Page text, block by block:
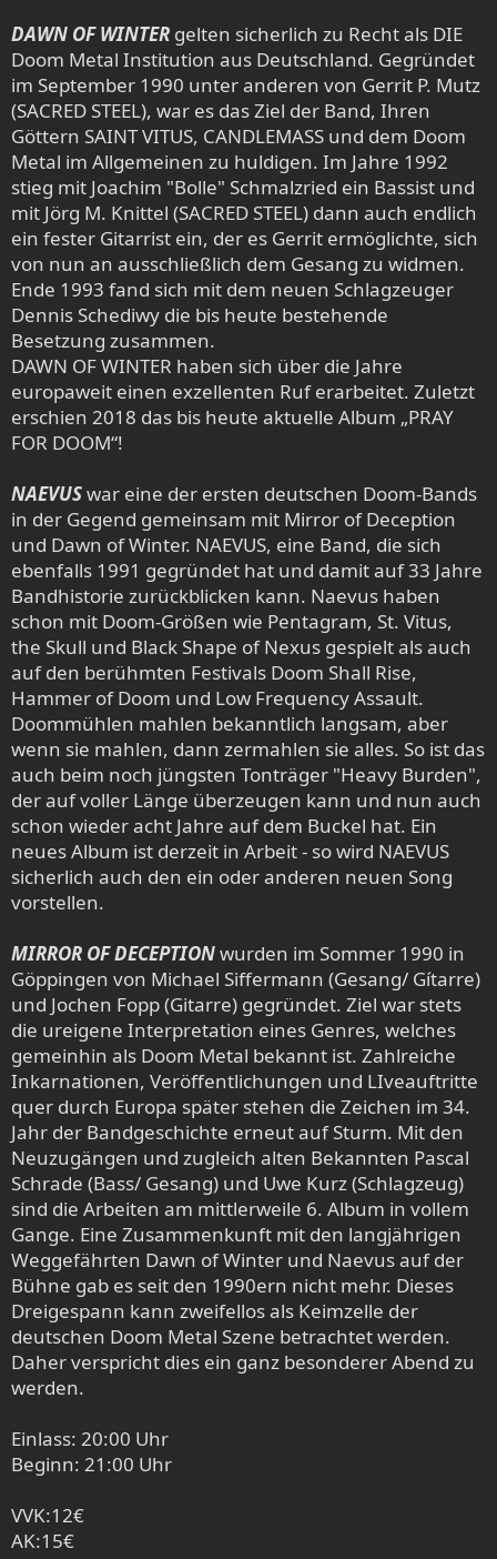
DAWN OF WINTER gelten sicherlich zu Recht als DIE
Doom Metal Institution aus Deutschland. Gegründet
im September 1990 unter anderen von Gerrit P. Mutz
(SACRED STEEL), war es das Ziel der Band, Ihren
Göttern SAINT VITUS, CANDLEMASS und dem Doom
Metal im Allgemeinen zu huldigen. Im Jahre 1992
stieg mit Joachim "Bolle" Schmalzried ein Bassist und
mit Jörg M. Knittel (SACRED STEEL) dann auch endlich
ein fester Gitarrist ein, der es Gerrit ermöglichte, sich
von nun an ausschließlich dem Gesang zu widmen.
Ende 1993 fand sich mit dem neuen Schlagzeuger
Dennis Schediwy die bis heute bestehende
Besetzung zusammen.
DAWN OF WINTER haben sich über die Jahre
europaweit einen exzellenten Ruf erarbeitet. Zuletzt
erschien 2018 das bis heute aktuelle Album „PRAY
FOR DOOM“!
NAEVUSwar eine der ersten deutschen Doom-Bands
in der Gegend gemeinsam mit Mirror of Deception
und Dawn of Winter. NAEVUS, eine Band, die sich
ebenfalls 1991 gegründet hat und damit auf 33 Jahre
Bandhistorie zurückblicken kann. Naevus haben
schon mit Doom-Größen wie Pentagram, St. Vitus,
the Skull und Black Shape of Nexus gespielt als auch
auf den berühmten Festivals Doom Shall Rise,
Hammer of Doom und Low Frequency Assault.
Doommühlen mahlen bekanntlich langsam, aber
wenn sie mahlen, dann zermahlen sie alles. So ist das
auch beim noch jüngsten Tonträger "Heavy Burden",
der auf voller Länge überzeugen kann und nun auch
schon wieder acht Jahre auf dem Buckel hat. Ein
neues Album ist derzeit in Arbeit - so wird NAEVUS
sicherlich auch den ein oder anderen neuen Song
vorstellen.
MIRROR OF DECEPTIONwurden im Sommer 1990 in
Göppingen von Michael Siffermann (Gesang/ Gítarre)
und Jochen Fopp (Gitarre) gegründet. Ziel war stets
die ureigene Interpretation eines Genres, welches
gemeinhin als Doom Metal bekannt ist. Zahlreiche
Inkarnationen, Veröffentlichungen und LIveauftritte
quer durch Europa später stehen die Zeichen im 34.
Jahr der Bandgeschichte erneut auf Sturm. Mit den
Neuzugängen und zugleich alten Bekannten Pascal
Schrade (Bass/ Gesang) und Uwe Kurz (Schlagzeug)
sind die Arbeiten am mittlerweile 6. Album in vollem
Gange. Eine Zusammenkunft mit den langjährigen
Weggefährten Dawn of Winter und Naevus auf der
Bühne gab es seit den 1990ern nicht mehr. Dieses
Dreigespann kann zweifellos als Keimzelle der
deutschen Doom Metal Szene betrachtet werden.
Daher verspricht dies ein ganz besonderer Abend zu
werden.
Einlass: 20:00 Uhr
Beginn: 21:00 Uhr
VVK:12€
AK:15€